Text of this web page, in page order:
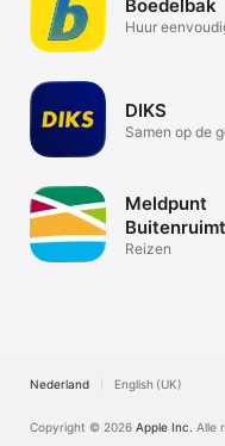
Boedelbak
Huur
DIKS
Samen op de
Meldpunt
Reizen
Nederland English (UK)
Copyright © 2026 Apple Inc. Alle